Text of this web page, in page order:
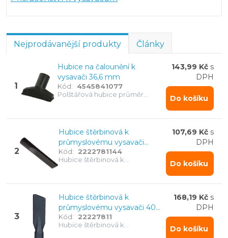
Nejprodávanější produkty Články
1
Hubice na čalounění k
vysavači 36,6 mm
Kód:
4545841077
Polštářová hubice průměr
143,99 Kč s
DPH
Do košíku
2
Hubice štěrbinová k
průmyslovému vysavači
36,6mm
Kód:
2222781144
Hubice štěrbinová k
průmyslovému vysavači 36,6
107,69 Kč s
DPH
Do košíku
3
Hubice štěrbinová k
průmyslovému vysavači 40
mm
Kód:
22227811
Hubice štěrbinová k
168,19 Kč s
DPH
Do košíku